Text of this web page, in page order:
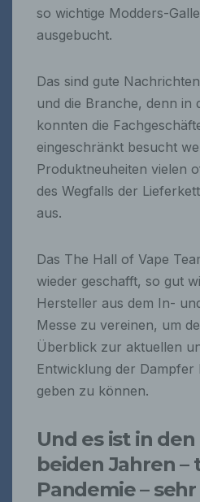
so wichtige Modders-
ausgebucht.
Das sind gute
und die Branche, denn in
konnten die
eingeschränkt besucht
Produktneuheiten vielen
des Wegfalls der
aus.
Das The Hall of Vape
wieder geschafft, so gut
Hersteller aus dem In-
Messe zu vereinen, um
Überblick zur aktuellen
Entwicklung der
geben zu können.
Und es ist in
beiden Jahren –
Pandemie –